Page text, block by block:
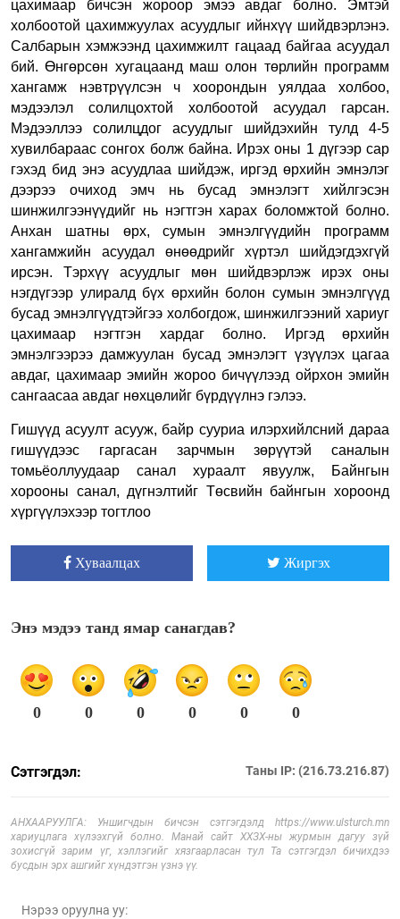
цахимаар бичсэн жороор эмээ авдаг болно. Эмтэй
холбоотой цахимжуулах асуудлыг ийнхүү шийдвэрлэнэ.
Салбарын хэмжээнд цахимжилт гацаад байгаа асуудал
бий. Өнгөрсөн хугацаанд маш олон төрлийн программ
хангамж нэвтрүүлсэн ч хоорондын уялдаа холбоо,
мэдээлэл солилцохтой холбоотой асуудал гарсан.
Мэдээллээ солилцдог асуудлыг шийдэхийн тулд 4-5
хувилбараас сонгох болж байна. Ирэх оны 1 дүгээр сар
гэхэд бид энэ асуудлаа шийдэж, иргэд өрхийн эмнэлэг
дээрээ очиход эмч нь бусад эмнэлэгт хийлгэсэн
шинжилгээнүүдийг нь нэгтгэн харах боломжтой болно.
Анхан шатны өрх, сумын эмнэлгүүдийн программ
хангамжийн асуудал өнөөдрийг хүртэл шийдэгдэхгүй
ирсэн. Тэрхүү асуудлыг мөн шийдвэрлэж ирэх оны
нэгдүгээр улиралд бүх өрхийн болон сумын эмнэлгүүд
бусад эмнэлгүүдтэйгээ холбогдож, шинжилгээний хариуг
цахимаар нэгтгэн хардаг болно. Иргэд өрхийн
эмнэлгээрээ дамжуулан бусад эмнэлэгт үзүүлэх цагаа
авдаг, цахимаар эмийн жороо бичүүлээд ойрхон эмийн
сангаасаа авдаг нөхцөлийг бүрдүүлнэ гэлээ.
Гишүүд асуулт асууж, байр сууриа илэрхийлсний дараа
гишүүдээс гаргасан зарчмын зөрүүтэй саналын
томьёоллуудаар санал хураалт явуулж, Байнгын
хорооны санал, дүгнэлтийг Төсвийн байнгын хороонд
хүргүүлэхээр тогтлоо
Хуваалцах Жиргэх
Энэ мэдээ танд ямар санагдав?
0 0 0 0 0 0
Сэтгэгдэл: Таны IP: (216.73.216.87)
АНХААРУУЛГА: Уншигчдын бичсэн сэтгэгдэлд https://www.ulsturch.mn
хариуцлага хүлээхгүй болно. Манай сайт ХХЗХ-ны журмын дагуу зүй
зохисгүй зарим үг, хэллэгийг хязгаарласан тул Та сэтгэгдэл бичихдээ
бусдын эрх ашгийг хүндэтгэн үзнэ үү.